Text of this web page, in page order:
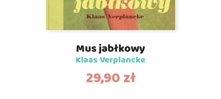
Mus jabłkowy
Klaas Verplancke
29,90zł